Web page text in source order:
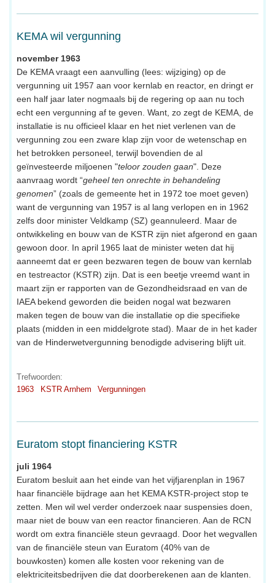
KEMA wil vergunning
november 1963
De KEMA vraagt een aanvulling (lees: wijziging) op de
vergunning uit 1957 aan voor kernlab en reactor, en dringt er
een half jaar later nogmaals bij de regering op aan nu toch
echt een vergunning af te geven. Want, zo zegt de KEMA, de
installatie is nu officieel klaar en het niet verlenen van de
vergunning zou een zware klap zijn voor de wetenschap en
het betrokken personeel, terwijl bovendien de al
geïnvesteerde miljoenen "teloor zouden gaan". Deze
aanvraag wordt “geheel ten onrechte in behandeling
genomen” (zoals de gemeente het in 1972 toe moet geven)
want de vergunning van 1957 is al lang verlopen en in 1962
zelfs door minister Veldkamp (SZ) geannuleerd. Maar de
ontwikkeling en bouw van de KSTR zijn niet afgerond en gaan
gewoon door. In april 1965 laat de minister weten dat hij
aanneemt dat er geen bezwaren tegen de bouw van kernlab
en testreactor (KSTR) zijn. Dat is een beetje vreemd want in
maart zijn er rapporten van de Gezondheidsraad en van de
IAEA bekend geworden die beiden nogal wat bezwaren
maken tegen de bouw van die installatie op die specifieke
plaats (midden in een middelgrote stad). Maar de in het kader
van de Hinderwetvergunning benodigde advisering blijft uit.
Trefwoorden:
1963
KSTR Arnhem Vergunningen
Euratom stopt financiering KSTR
juli 1964
Euratom besluit aan het einde van het vijfjarenplan in 1967
haar financiële bijdrage aan het KEMA KSTR-project stop te
zetten. Men wil wel verder onderzoek naar suspensies doen,
maar niet de bouw van een reactor financieren. Aan de RCN
wordt om extra financiële steun gevraagd. Door het wegvallen
van de financiële steun van Euratom (40% van de
bouwkosten) komen alle kosten voor rekening van de
elektriciteitsbedrijven die dat doorberekenen aan de klanten.